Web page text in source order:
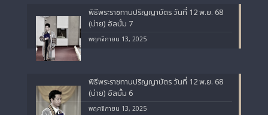
พิธีพระราชทานปริญญาบัตร วันที่ 12 พ.ย. 68
(บ่าย) อัลบั้ม 7
พฤศจิกายน 13, 2025
พิธีพระราชทานปริญญาบัตร วันที่ 12 พ.ย. 68
(บ่าย) อัลบั้ม 6
พฤศจิกายน 13, 2025